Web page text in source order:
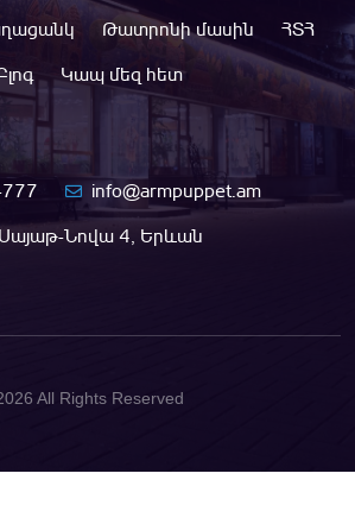
Թատրոնի մասին
ՀՏՀ
Կապ մեզ հետ
info@armpuppet.am
Սայաթ-Նովա 4, Երևան
All Rights Reserved